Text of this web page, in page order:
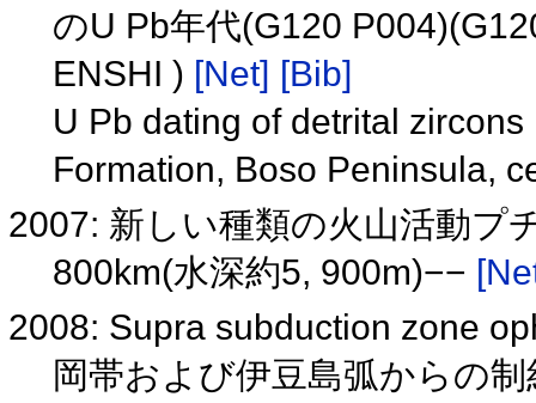
のU Pb年代(G120
ENSHI ) [Net] [Bib]
U Pb dating of detrital
Formation, Boso Peninsula,
2007: 新しい種類の火山活動プ
800km(水深約5, 900m)−−
2008: Supra subduction zone
岡帯および伊豆島弧からの